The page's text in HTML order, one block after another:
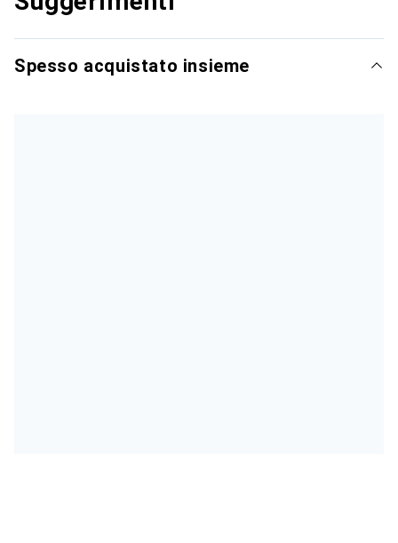
Spesso acquistato insieme